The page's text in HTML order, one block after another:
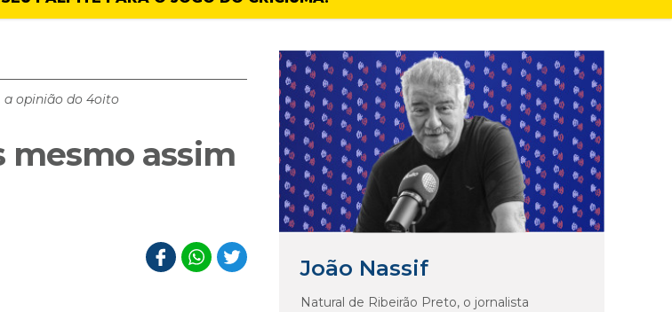
a opinião do 4oito
mesmo assim
João Nassif
Natural de Ribeirão Preto, o jornalista